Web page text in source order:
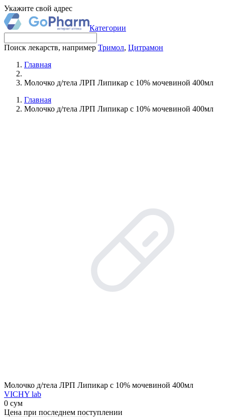
Укажите свой адрес
Категории
Поиск лекарств, например Тримол, Цитрамон
Главная
Молочко д/тела ЛРП Липикар с 10% мочевиной 400мл
Главная
Молочко д/тела ЛРП Липикар с 10% мочевиной 400мл
Молочко д/тела ЛРП Липикар с 10% мочевиной 400мл
VICHY lab
0 сум
Цена при последнем поступлении